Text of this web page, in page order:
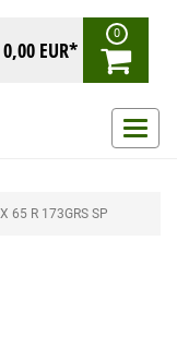
0,00 EUR*
0
ein-/
65 R 173GRS SP